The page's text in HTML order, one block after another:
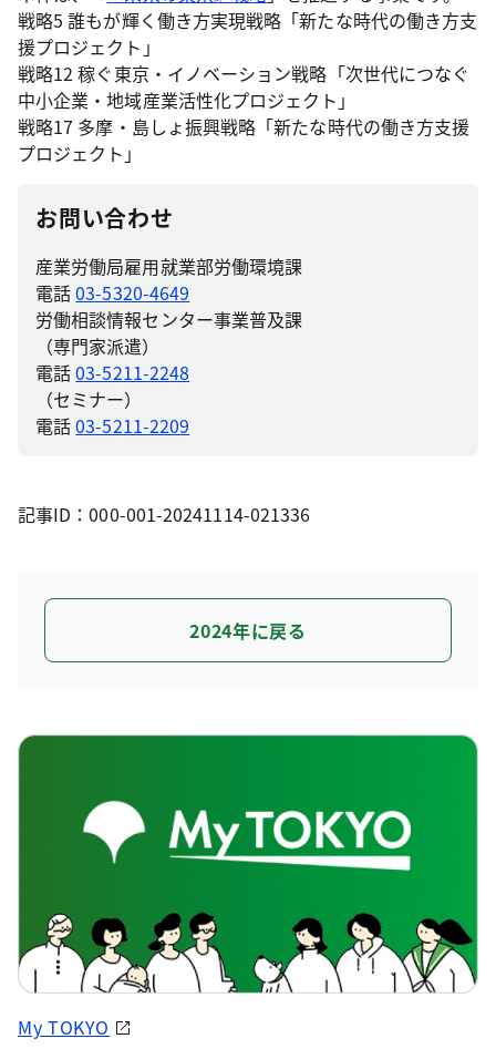
戦略5 誰もが輝く働き方実現戦略「新たな時代の働き方支
援プロジェクト」
戦略12 稼ぐ東京・イノベーション戦略「次世代につなぐ
中小企業・地域産業活性化プロジェクト」
戦略17 多摩・島しょ振興戦略「新たな時代の働き方支援
プロジェクト」
お問い合わせ
産業労働局雇用就業部労働環境課
電話03-5320-4649
労働相談情報センター事業普及課
（専門家派遣）
電話03-5211-2248
（セミナー）
電話03-5211-2209
記事ID：000-001-20241114-021336
2024年に戻る
My TOKYO